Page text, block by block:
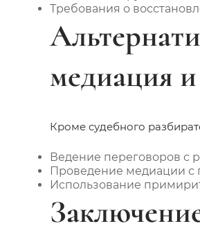
Требования о
медиация
Кроме судебного
Ведение переговоров с
Проведение медиации с
Использование